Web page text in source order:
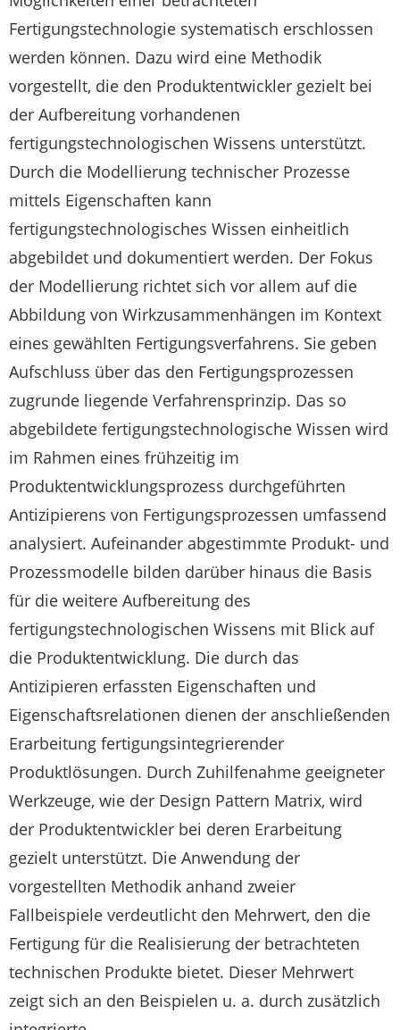
Fertigungstechnologie systematisch erschlossen
werden können. Dazu wird eine Methodik
vorgestellt, die den Produktentwickler gezielt bei
der Aufbereitung vorhandenen
fertigungstechnologischen Wissens unterstützt.
Durch die Modellierung technischer Prozesse
mittels Eigenschaften kann
fertigungstechnologisches Wissen einheitlich
abgebildet und dokumentiert werden. Der Fokus
der Modellierung richtet sich vor allem auf die
Abbildung von Wirkzusammenhängen im Kontext
eines gewählten Fertigungsverfahrens. Sie geben
Aufschluss über das den Fertigungsprozessen
zugrunde liegende Verfahrensprinzip. Das so
abgebildete fertigungstechnologische Wissen wird
im Rahmen eines frühzeitig im
Produktentwicklungsprozess durchgeführten
Antizipierens von Fertigungsprozessen umfassend
analysiert. Aufeinander abgestimmte Produkt- und
Prozessmodelle bilden darüber hinaus die Basis
für die weitere Aufbereitung des
fertigungstechnologischen Wissens mit Blick auf
die Produktentwicklung. Die durch das
Antizipieren erfassten Eigenschaften und
Eigenschaftsrelationen dienen der anschließenden
Erarbeitung fertigungsintegrierender
Produktlösungen. Durch Zuhilfenahme geeigneter
Werkzeuge, wie der Design Pattern Matrix, wird
der Produktentwickler bei deren Erarbeitung
gezielt unterstützt. Die Anwendung der
vorgestellten Methodik anhand zweier
Fallbeispiele verdeutlicht den Mehrwert, den die
Fertigung für die Realisierung der betrachteten
technischen Produkte bietet. Dieser Mehrwert
zeigt sich an den Beispielen u. a. durch zusätzlich